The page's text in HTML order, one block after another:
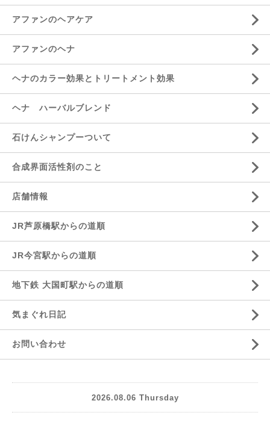
アファンのヘアケア
アファンのヘナ
ヘナのカラー効果とトリートメント効果
ヘナ ハーバルブレンド
石けんシャンプーついて
合成界面活性剤のこと
店舗情報
JR芦原橋駅からの道順
JR今宮駅からの道順
地下鉄 大国町駅からの道順
気まぐれ日記
お問い合わせ
2026.08.06 Thursday